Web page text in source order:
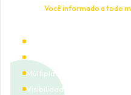
Você informado a todo
Múltiplas categorias
Visibilidade premium